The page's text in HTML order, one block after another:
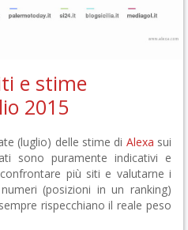
e stime
2015
(luglio) delle stime di Alexa sui
sono puramente indicativi e
più siti e valutarne i
(posizioni in un ranking)
rispecchiano il reale peso